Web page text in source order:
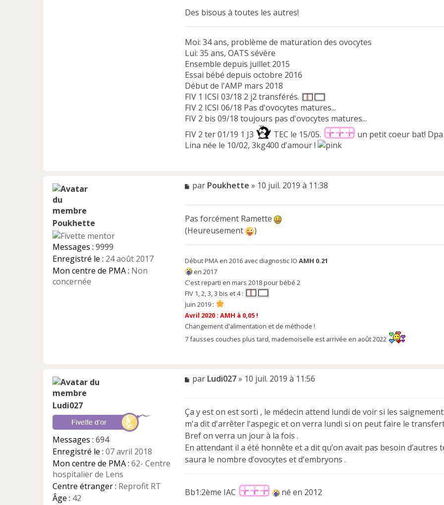
Des bisous à toutes les autres!
Moi: 34 ans, problème de maturation des ovocytes
Lui: 35 ans, OATS sévère
Ensemble depuis juillet 2015
Essai bébé depuis octobre 2016
Début de l'AMP mars 2018
FIV 1 ICSI 03/18 2 j2 transférés.
FIV 2 ICSI 06/18 Pas d'ovocytes matures...
FIV 2 bis 09/18 toujours pas d'ovocytes matures...
FIV 2 ter 01/19 1 J3
TEC le 15/05.
un petit coeur bat! Dpa
Lina née le 10/02, 3kg400 d'amour !
Poukhette
Messages : 9999
Enregistré le : 24 août 2017
Mon centre de PMA : Non
concernée
M
a
g
o
n
l
u
par Poukhette » 10 juil. 2019 à 11:38
Pas forcément Ramette
(Heureusement
)
Début PMA en 2016 avec diagnostic IO AMH 0.21
en 2017
C'est reparti en mars 2018 pour bébé 2
FIV 1, 2, 3, 3 bis et 4 :
Juin 2019 :
Avril 2020 : AMH à 0,05 !
Changement d'alimentation et de méthode !
7 fausses couches plus tard, mademoiselle est arrivée en août 2022
Ludi027
Messages : 694
Enregistré le : 07 avril 2018
Mon centre de PMA : 62- Centre
hospitalier de Lens
Centre étranger : Reprofit RT
Âge : 42
M
a
g
e
n
o
n
par Ludi027» 10 juil. 2019 à 11:56
Ça y est on est sorti , le médecin attend lundi de voir si les
m'a dit d'arrêter l'aspegic et on verra lundi si on peut faire le transfert
Bref on verra un jour à la fois .
En attendant il a été honnête et a dit qu’on avait pas besoin d’autres
saura le nombre d’ovocytes et d'embryons .
Bb1:2ème IAC né en 2012